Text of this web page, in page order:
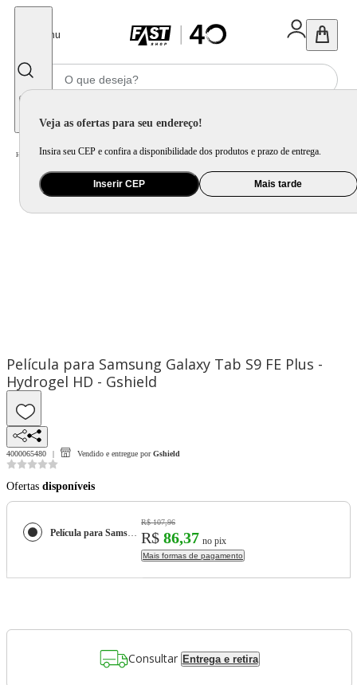
Menu
Veja as ofertas para seu endereço!
Insira seu CEP e confira a disponibilidade dos produtos e prazo de entrega.
Inserir CEP Mais tarde
Home Celular Tablet e Smartwatch / Acessório para Celular e Tablet
Película para Samsung Galaxy Tab S9 FE Plus -
Hydrogel HD - Gshield
4000065480 Vendido e entregue por Gshield
Ofertas disponíveis
Película para Samsung Galaxy Tab S9 FE Plus - Hydrogel HD - Gshield
R$ 107,96
R$ 86,37 no pix
Mais formas de pagamento
Consultar Entrega e retira